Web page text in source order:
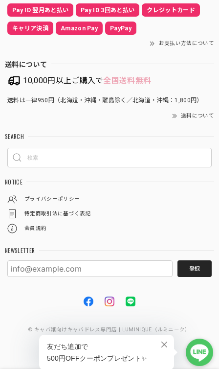
Pay ID 翌月あと払い Pay ID 3回あと払い クレジットカード
キャリア決済 Amazon Pay PayPay
お支払い方法について
送料について
10,000円以上ご購入で全国送料無料
送料は一律950円（北海道・沖縄・離島除く／北海道・沖縄：1,800円）
送料について
SEARCH
NOTICE
プライバシーポリシー
特定商取引法に基づく表記
会員規約
NEWSLETTER
登録
© キャバ嬢向けキャバドレス専門店 | LUMINIQUE（ルミニーク）